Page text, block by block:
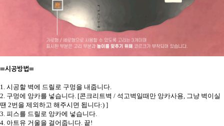
≡시공방법≡
1. 시공할 벽에 드릴로 구멍을 내줍니다.
2. 구멍에 앙카를 넣습니다. [콘크리트벽 / 석고벽일때만 앙카사용, 그냥 벽이실
땐 2번을 제외하고 해주시면 됩니다:) ]
3. 피스를 드릴로 앙카에 넣습니다.
4. 아트유 거울을 걸어줍니다. 끝!